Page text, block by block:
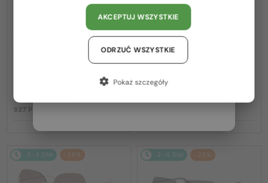
Z SOCZEWKĄ MONOFOKALNĄ
Optična okvirja
927 PLN
Chopard
SCH353M - 04GB - 54
2-4 DNI -25% 2-4 DNI -25%
United Arab Emirates / EN
Austria / AT
Niemcy / DE
AKCEPTUJ WSZYSTKIE
ODRZUĆ WSZYSTKIE
Pokaż szczegóły